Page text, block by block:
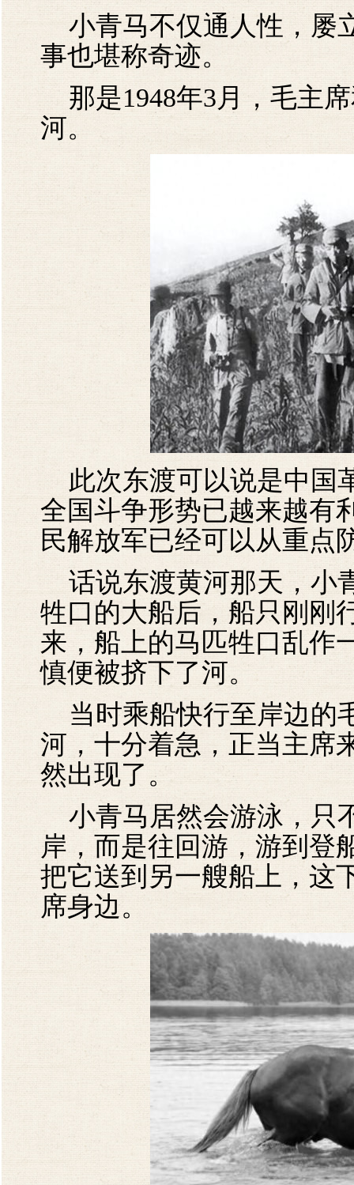
小青马不仅通人性，屡
事也堪称奇迹。
那是1948年3月，毛主
河。
此次东渡可以说是中国
全国斗争形势已越来越有
民解放军已经可以从重点
话说东渡黄河那天，小
牲口的大船后，船只刚刚
来，船上的马匹牲口乱作
慎便被挤下了河。
当时乘船快行至岸边的
河，十分着急，正当主席
然出现了。
小青马居然会游泳，只
岸，而是往回游，游到登
把它送到另一艘船上，这
席身边。